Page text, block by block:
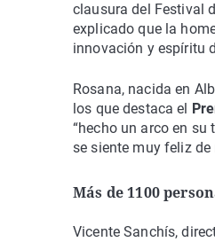
clausura del Festival
explicado que la
innovación y espíritu
Rosana, nacida en
los que destaca el
“hecho un arco en
se siente muy feliz
Más de 1100
Vicente Sanchís,